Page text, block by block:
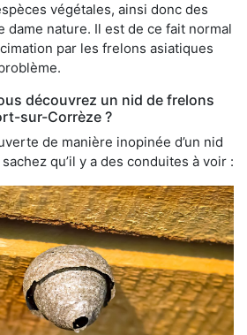
végétales, ainsi donc des
dame nature. Il est de ce fait normal
par les frelons asiatiques
découvrez un nid de frelons
sur-Corrèze ?
de manière inopinée d’un nid
qu’il y a des conduites à voir :